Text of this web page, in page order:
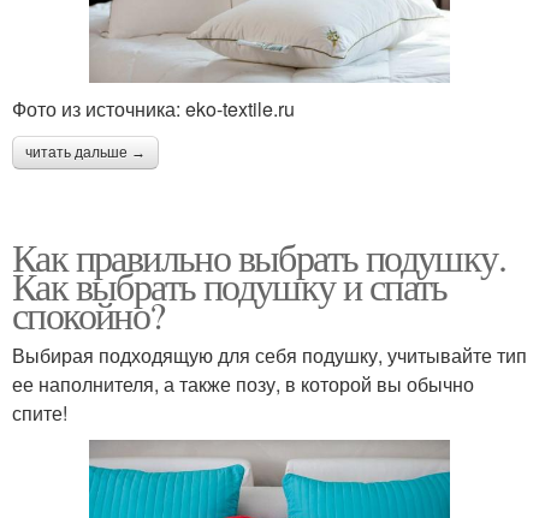
Фото из источника: eko-textile.ru
читать дальше →
Как правильно выбрать подушку.
Как выбрать подушку и спать
спокойно?
Выбирая подходящую для себя подушку, учитывайте тип
ее наполнителя, а также позу, в которой вы обычно
спите!